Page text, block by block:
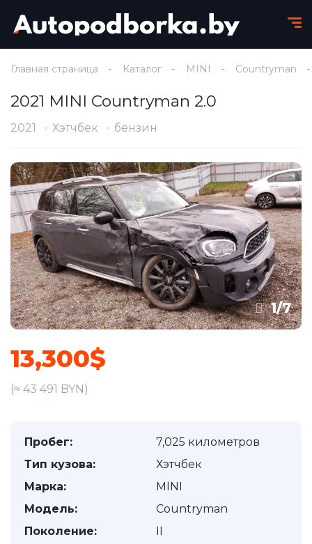
Главная страница Каталог MINI Countryman
2021 MINI Countryman 2.0
2021 Хэтчбек бензин
1/7
13,300$
(≈ 43 491 BYN)
Пробег:
7,025 километров
Тип кузова:
Хэтчбек
Марка:
MINI
Модель:
Countryman
Поколение:
II